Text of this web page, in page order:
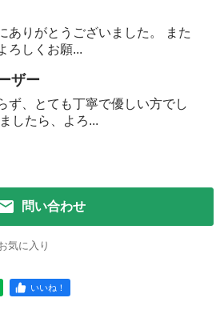
ありがとうございました。 また
ろしくお願...
ザー
ず、とても丁寧で優しい方でし
したら、よろ...
問い合わせ
気に入り
いいね！